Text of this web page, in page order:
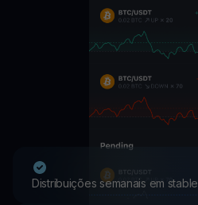
Distribuições semanais em